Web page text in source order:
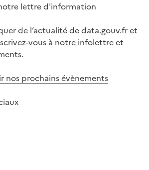
lettre d'information
de l’actualité de data.gouv.fr et
vous à notre infolettre et
nos prochains évènements